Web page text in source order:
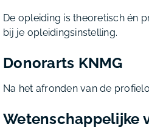
De opleiding is theoretisch én
bij je opleidingsinstelling.
Donorarts KNMG
Na het afronden van de
Wetenschappelijke